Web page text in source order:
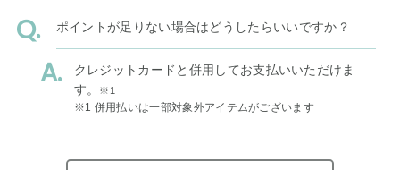
ポイントが足りない場合はどうしたらいいですか？
クレジットカードと併用してお支払いいただけま
す。
※1
※1 併用払いは一部対象外アイテムがございます